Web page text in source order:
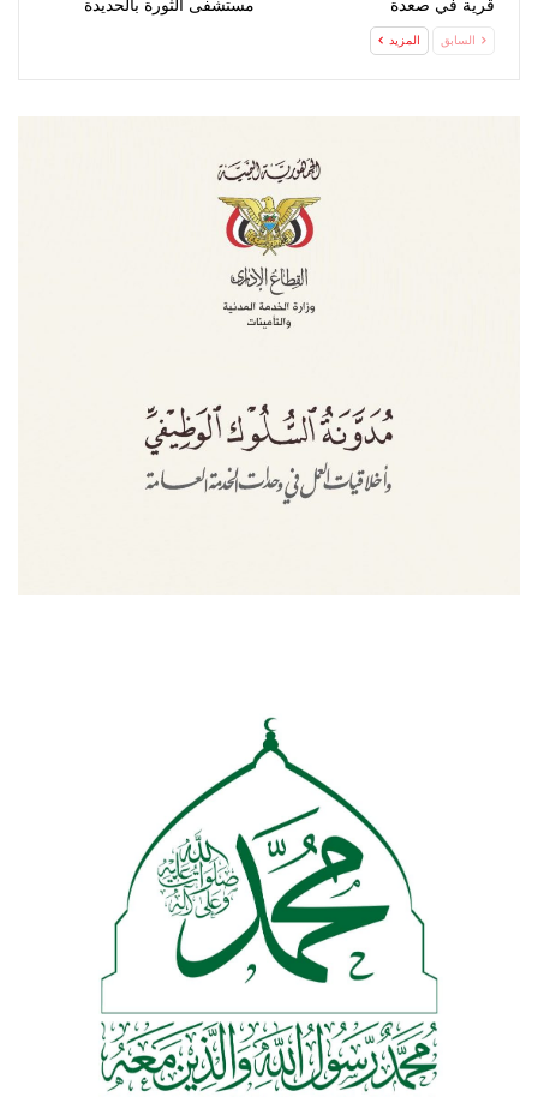
قرية في صعدة مستشفى الثورة بالحديدة
السابق المزيد